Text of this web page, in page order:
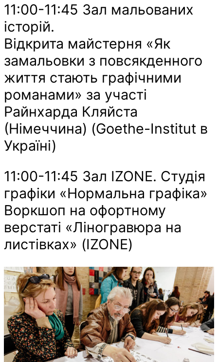
11:00-11:45 Зал мальованих
історій.
Відкрита майстерня «Як
замальовки з повсякденного
життя стають графічними
романами» за участі
Райнхарда Кляйста
(Німеччина) (Goethe-Institut в
Україні)
11:00-11:45 Зал IZONE. Студія
графіки «Нормальна графіка»
Воркшоп на офортному
верстаті «Ліногравюра на
листівках» (IZONE)